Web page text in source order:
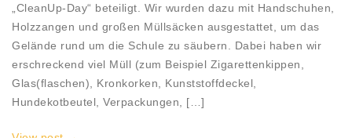
„CleanUp-Day“ beteiligt. Wir wurden dazu mit Handschuhen,
Holzzangen und großen Müllsäcken ausgestattet, um das
Gelände rund um die Schule zu säubern. Dabei haben wir
erschreckend viel Müll (zum Beispiel Zigarettenkippen,
Glas(flaschen), Kronkorken, Kunststoffdeckel,
Hundekotbeutel, Verpackungen, […]